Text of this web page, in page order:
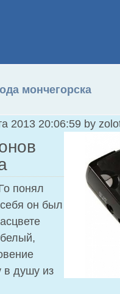
мончегорска
2013 20:06:59 by
понял
он был
в душу из